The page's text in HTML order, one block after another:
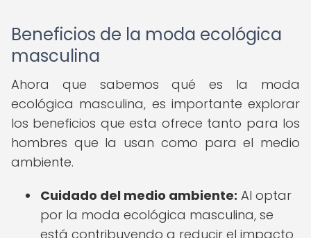
Beneficios de la moda ecológica
masculina
Ahora que sabemos qué es la moda
ecológica masculina, es importante explorar
los beneficios que esta ofrece tanto para los
hombres que la usan como para el medio
ambiente.
Cuidado del medio ambiente: Al optar
por la moda ecológica masculina, se
está contribuyendo a reducir el impacto